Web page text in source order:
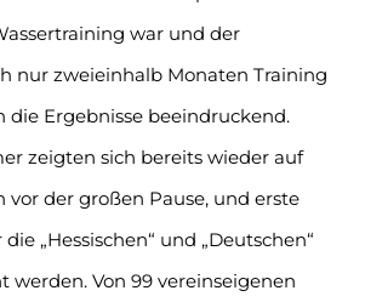
war und der
nur zweieinhalb Monaten Training
die Ergebnisse beeindruckend.
zeigten sich bereits wieder auf
vor der großen Pause, und erste
„Hessischen“ und „Deutschen“
werden. Von 99 vereinseigenen